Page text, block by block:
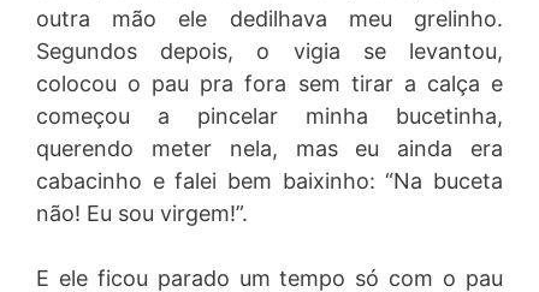
outra mão ele dedilhava meu grelinho.
Segundos depois, o vigia se levantou,
colocou o pau pra fora sem tirar a calça e
começou a pincelar minha bucetinha,
querendo meter nela, mas eu ainda era
cabacinho e falei bem baixinho: “Na buceta
não! Eu sou virgem!”.
E ele ficou parado um tempo só com o pau